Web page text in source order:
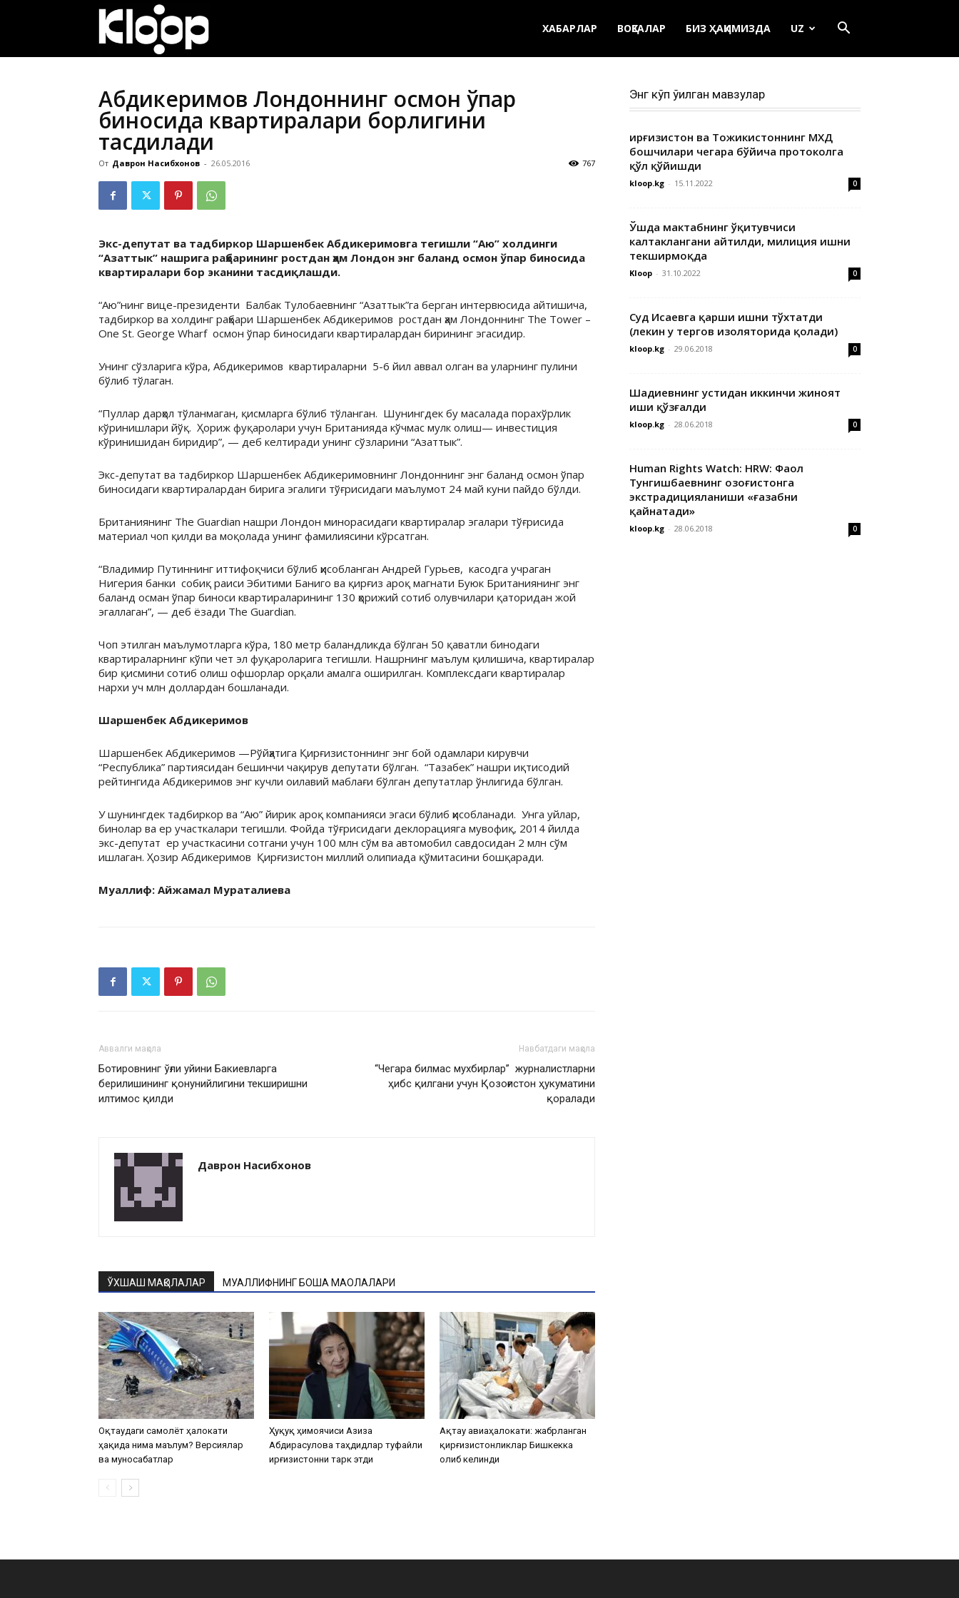
ХАБАРЛАР ВОҚЕАЛАР БИЗ ҲАҚИМИЗДА UZ
Абдикеримов Лондоннинг осмон ўпар
биносида квартиралари борлигини
тасдиқлади
От Даврон Насибхонов - 26.05.2016 767
Экс-депутат ва тадбиркор Шаршенбек Абдикеримовга тегишли “Аю” холдинги
“Азаттык” нашрига раҳбарининг ростдан ҳам Лондон энг баланд осмон ўпар биносида
квартиралари бор эканини тасдиқлашди.
“Аю”нинг вице-президенти Балбак Тулобаевнинг “Азаттык”га берган интервюсида айтишича,
тадбиркор ва холдинг раҳбари Шаршенбек Абдикеримов ростдан ҳам Лондоннинг The Tower –
One St. George Wharf осмон ўпар биносидаги квартиралардан бирининг эгасидир.
Унинг сўзларига кўра, Абдикеримов квартираларни 5-6 йил аввал олган ва уларнинг пулини
бўлиб тўлаган.
“Пуллар дарҳол тўланмаган, қисмларга бўлиб тўланган. Шунингдек бу масалада порахўрлик
кўринишлари йўқ. Ҳориж фуқаролари учун Британияда кўчмас мулк олиш— инвестиция
кўринишидан биридир”, — деб келтиради унинг сўзларини “Азаттык”.
Экс-депутат ва тадбиркор Шаршенбек Абдикеримовнинг Лондоннинг энг баланд осмон ўпар
биносидаги квартиралардан бирига эгалиги тўғрисидаги маълумот 24 май куни пайдо бўлди.
Британиянинг The Guardian нашри Лондон минорасидаги квартиралар эгалари тўғрисида
материал чоп қилди ва моқолада унинг фамилиясини кўрсатган.
“Владимир Путиннинг иттифоқчиси бўлиб ҳисобланган Андрей Гурьев, касодга учраган
Нигерия банки собиқ раиси Эбитими Баниго ва қирғиз ароқ магнати Буюк Британиянинг энг
баланд осман ўпар биноси квартираларининг 130 ҳорижий сотиб олувчилари қаторидан жой
эгаллаган”, — деб ёзади The Guardian.
Чоп этилган маълумотларга кўра, 180 метр баландликда бўлган 50 қаватли бинодаги
квартираларнинг кўпи чет эл фуқароларига тегишли. Нашрнинг маълум қилишича, квартиралар
бир қисмини сотиб олиш офшорлар орқали амалга оширилган. Комплексдаги квартиралар
нархи уч млн доллардан бошланади.
Шаршенбек Абдикеримов
Шаршенбек Абдикеримов —Рўйҳатига Қирғизистоннинг энг бой одамлари кирувчи
“Республика” партиясидан бешинчи чақирув депутати бўлган. “Тазабек” нашри иқтисодий
рейтингида Абдикеримов энг кучли оилавий маблағи бўлган депутатлар ўнлигида бўлган.
У шунингдек тадбиркор ва “Аю” йирик ароқ компанияси эгаси бўлиб ҳисобланади. Унга уйлар,
бинолар ва ер участкалари тегишли. Фойда тўғрисидаги деклорацияга мувофиқ, 2014 йилда
экс-депутат ер участкасини сотгани учун 100 млн сўм ва автомобил савдосидан 2 млн сўм
ишлаган. Ҳозир Абдикеримов Қирғизистон миллий олипиада қўмитасини бошқаради.
Муаллиф: Айжамал Мураталиева
Аввалги мақола
Ботировнинг ўғли уйини Бакиевларга
берилишининг қонунийлигини текширишни
илтимос қилди
Навбатдаги мақола
“Чегара билмас мухбирлар” журналистларни
ҳибс қилгани учун Қозоғистон ҳукуматини
қоралади
Даврон Насибхонов
ЎХШАШ МАҚОЛАЛАР МУАЛЛИФНИНГ БОШҚА МАҚОЛАЛАРИ
Оқтаудаги самолёт ҳалокати
ҳақида нима маълум? Версиялар
ва муносабатлар
Ҳуқуқ ҳимоячиси Азиза
Абдирасулова таҳдидлар туфайли
Қирғизистонни тарк этди
Ақтау авиаҳалокати: жабрланган
қирғизистонликлар Бишкекка
олиб келинди
Энг кўп ўқилган мавзулар
Қирғизистон ва Тожикистоннинг МХДҚ
бошчилари чегара бўйича протоколга
қўл қўйишди
kloop.kg - 15.11.2022 0
Ўшда мактабнинг ўқитувчиси
калтаклангани айтилди, милиция ишни
текширмоқда
Kloop - 31.10.2022 0
Суд Исаевга қарши ишни тўхтатди
(лекин у тергов изоляторида қолади)
kloop.kg - 29.06.2018 0
Шадиевнинг устидан иккинчи жиноят
иши қўзғалди
kloop.kg - 28.06.2018 0
Human Rights Watch: HRW: Фаол
Тунгишбаевнинг Қозоғистонга
экстрадицияланиши «ғазабни
қайнатади»
kloop.kg - 28.06.2018 0